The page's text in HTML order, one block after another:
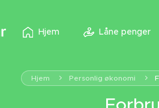
Hjem Låne penger
Hjem Personlig økonomi